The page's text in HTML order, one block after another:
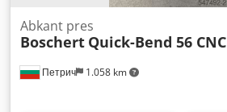
Петрич 1.058 km
Abkant pres
Boschert Quick-Bend 56 CNC